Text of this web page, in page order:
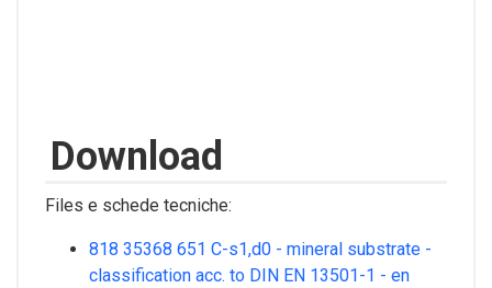
Download
Files e schede tecniche:
818 35368 651 C-s1,d0 - mineral substrate -
classification acc. to DIN EN 13501-1 - en